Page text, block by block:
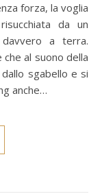
forza, la voglia
da un
a terra.
al suono della
sgabello e si
anche…